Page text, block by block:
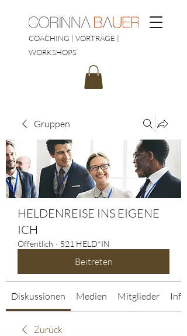
COACHING | VORTRÄGE |
WORKSHOPS
Gruppen
HELDENREISE INS EIGENE
ICH
Öffentlich · 521 HELD*IN
Beitreten
Diskussionen Medien Mitglieder Info
Zurück